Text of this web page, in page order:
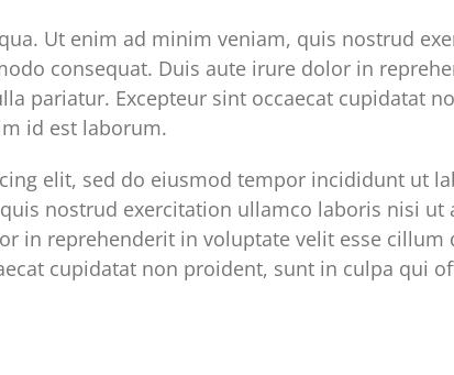
Ut enim ad minim veniam, quis nostrud
consequat. Duis aute irure dolor in
pariatur. Excepteur sint occaecat cupidatat
id est laborum.
elit, sed do eiusmod tempor incididunt ut
nostrud exercitation ullamco laboris nisi ut
in reprehenderit in voluptate velit esse
cupidatat non proident, sunt in culpa qui